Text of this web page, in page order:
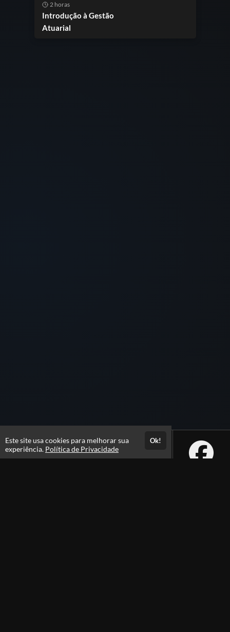
2 horas
Introdução à Gestão
Atuarial
Este site usa cookies para melhorar sua
experiência. Política de Privacidade
Ok!